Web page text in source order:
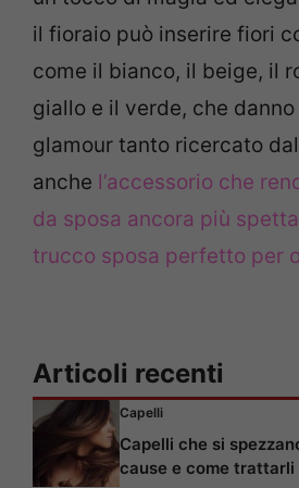
il fioraio può inserire fiori
come il bianco, il beige, il
giallo e il verde, che
glamour tanto ricercato
anche l’accessorio che
da sposa ancora più
trucco sposa perfetto per
Articoli recenti
Capelli
Capelli che si
cause e come trattarli